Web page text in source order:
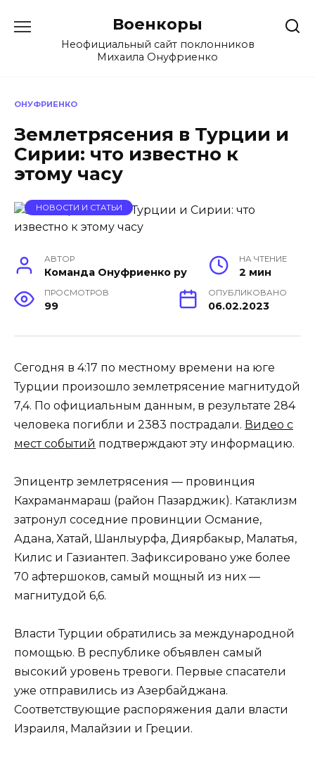
содержанию
Военкоры
Неофициальный сайт поклонников
Михаила Онуфриенко
ОНУФРИЕНКО
Землетрясения в Турции и
Сирии: что известно к
этому часу
НОВОСТИ И СТАТЬИ
АВТОР
Команда Онуфриенко ру
НА ЧТЕНИЕ
2 мин
ПРОСМОТРОВ
99
ОПУБЛИКОВАНО
06.02.2023
Сегодня в 4:17 по местному времени на юге
Турции произошло землетрясение магнитудой
7,4. По официальным данным, в результате 284
человека погибли и 2383 пострадали. Видео с
мест событий подтверждают эту информацию.
Эпицентр землетрясения — провинция
Кахраманмараш (район Пазарджик). Катаклизм
затронул соседние провинции Османие,
Адана, Хатай, Шанлыурфа, Диярбакыр, Малатья,
Килис и Газиантеп. Зафиксировано уже более
70 афтершоков, самый мощный из них —
магнитудой 6,6.
Власти Турции обратились за международной
помощью. В республике объявлен самый
высокий уровень тревоги. Первые спасатели
уже отправились из Азербайджана.
Соответствующие распоряжения дали власти
Израиля, Малайзии и Греции.